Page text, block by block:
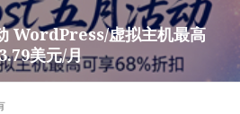
WordPress/虚拟主机最高
美元/月